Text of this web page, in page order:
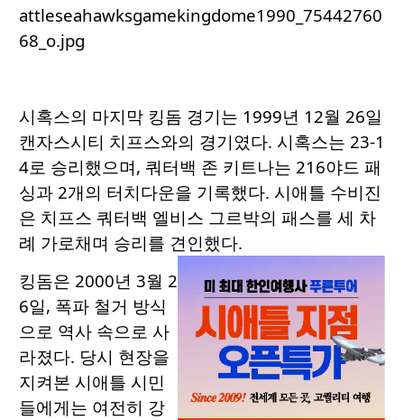
시혹스의 마지막 킹돔 경기는 1999년 12월 26일
캔자스시티 치프스와의 경기였다. 시혹스는 23-1
4로 승리했으며, 쿼터백 존 키트나는 216야드 패
싱과 2개의 터치다운을 기록했다. 시애틀 수비진
은 치프스 쿼터백 엘비스 그르박의 패스를 세 차
례 가로채며 승리를 견인했다.
킹돔은 2000년 3월 2
6일, 폭파 철거 방식
으로 역사 속으로 사
라졌다. 당시 현장을
지켜본 시애틀 시민
들에게는 여전히 강